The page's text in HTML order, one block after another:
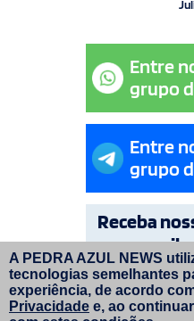
Entre
grupo
Entre
grupo
Receba
por e-mail
A PEDRA AZUL NEWS
tecnologias semelhantes
experiência, de acordo
Privacidade e, ao